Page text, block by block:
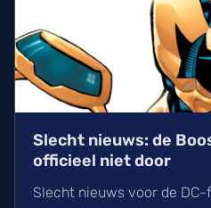
Slecht nieuws: de
officieel niet door
Slecht nieuws voor de